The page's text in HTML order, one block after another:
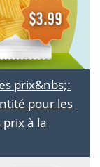
prix&nbs;:
pour les
à la